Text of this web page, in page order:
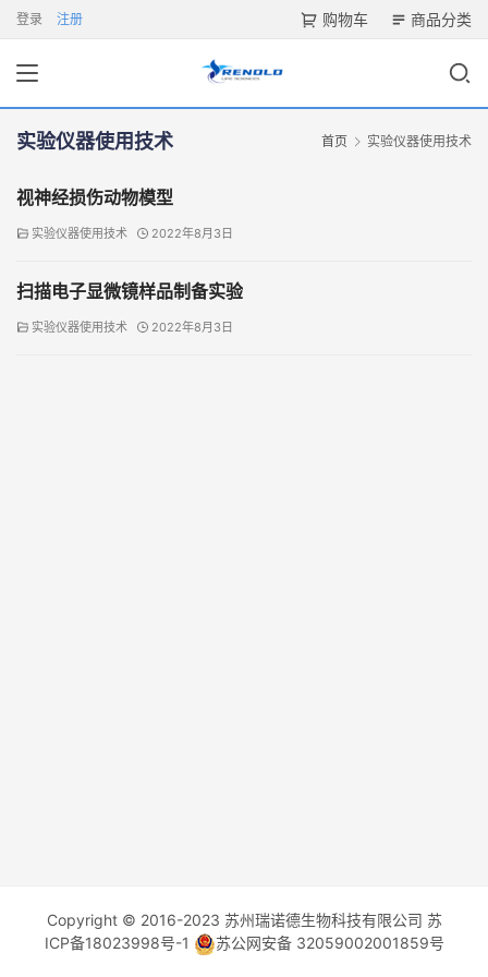
登录 注册 购物车 商品分类
实验仪器使用技术 首页 实验仪器使用技术
视神经损伤动物模型
实验仪器使用技术 2022年8月3日
扫描电子显微镜样品制备实验
实验仪器使用技术 2022年8月3日
Copyright © 2016-2023 苏州瑞诺德生物科技有限公司 苏
ICP备18023998号-1
苏公网安备 32059002001859号